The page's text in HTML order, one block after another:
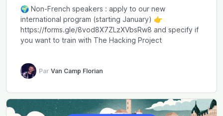
🌍 Non-French speakers : apply to our new
international program (starting January) 👉
https://forms.gle/8vod8X7ZLzXVbsRw8 and specify if
you want to train with The Hacking Project
Par Van Camp Florian